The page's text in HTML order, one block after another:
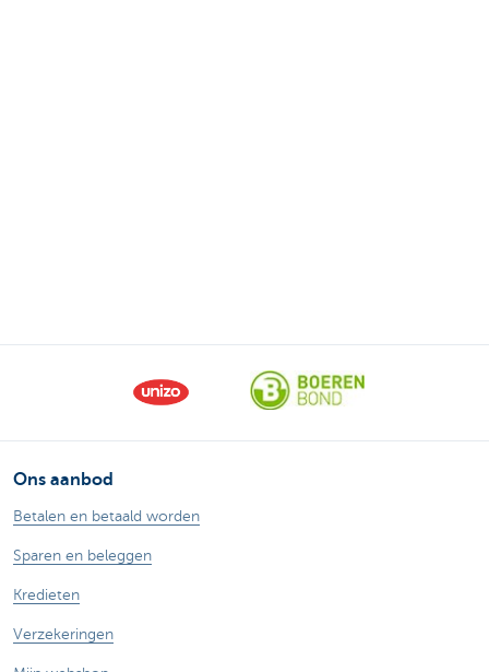
Ons aanbod
Betalen en betaald worden
Sparen en beleggen
Kredieten
Verzekeringen